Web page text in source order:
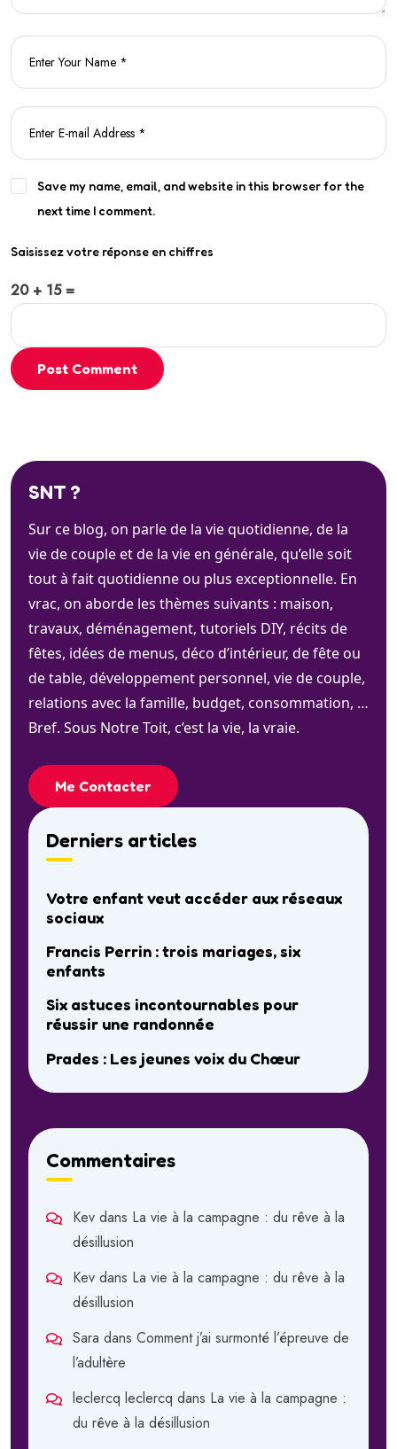
Save my name, email, and website in this browser for the
next time I comment.
Saisissez votre réponse en chiffres
20 + 15 =
Post Comment
SNT ?
Sur ce blog, on parle de la vie quotidienne, de la
vie de couple et de la vie en générale, qu’elle soit
tout à fait quotidienne ou plus exceptionnelle. En
vrac, on aborde les thèmes suivants : maison,
travaux, déménagement, tutoriels DIY, récits de
fêtes, idées de menus, déco d’intérieur, de fête ou
de table, développement personnel, vie de couple,
relations avec la famille, budget, consommation, …
Bref. Sous Notre Toit, c’est la vie, la vraie.
Me Contacter
Derniers articles
Votre enfant veut accéder aux réseaux
sociaux
Francis Perrin : trois mariages, six
enfants
Six astuces incontournables pour
réussir une randonnée
Prades : Les jeunes voix du Chœur
Commentaires
Kev dans La vie à la campagne : du rêve à la
désillusion
Kev dans La vie à la campagne : du rêve à la
désillusion
Sara dans Comment j’ai surmonté l’épreuve de
l’adultère
leclercq leclercq dans La vie à la campagne :
du rêve à la désillusion